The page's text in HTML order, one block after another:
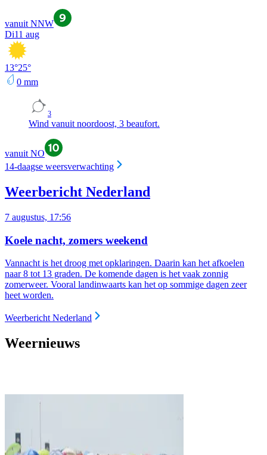
vanuit NNW
Di11 aug
13°25°
0 mm
3
Wind vanuit noordoost, 3 beaufort.
vanuit NO
14-daagse weersverwachting
Weerbericht Nederland
7 augustus, 17:56
Koele nacht, zomers weekend
Vannacht is het droog met opklaringen. Daarin kan het afkoelen
naar 8 tot 13 graden. De komende dagen is het vaak zonnig
zomerweer. Vooral landinwaarts kan het op sommige dagen zeer
heet worden.
Weerbericht Nederland
Weernieuws